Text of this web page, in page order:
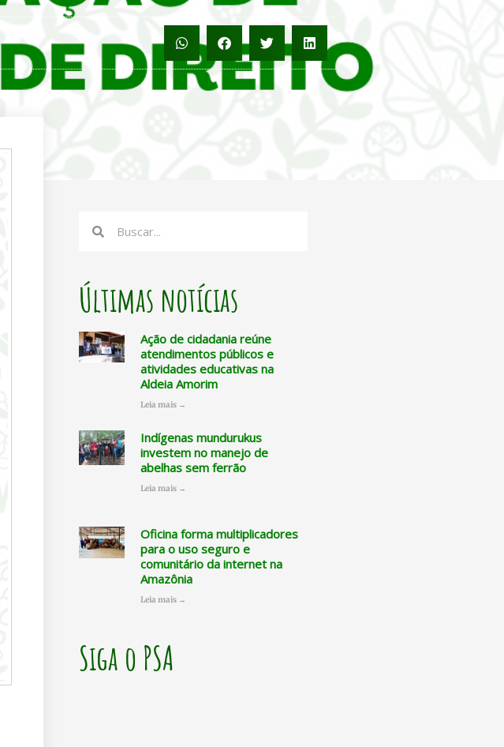
Search
Últimas notícias
Ação de cidadania reúne
atendimentos públicos e
atividades educativas na
Aldeia Amorim
Leia mais →
Indígenas mundurukus
investem no manejo de
abelhas sem ferrão
Leia mais →
Oficina forma multiplicadores
para o uso seguro e
comunitário da internet na
Amazônia
Leia mais →
Siga o PSA